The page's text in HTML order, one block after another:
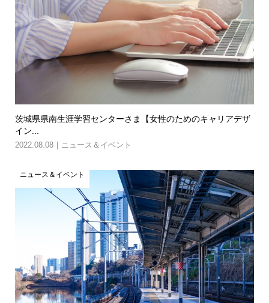
茨城県県南生涯学習センターさま【女性のためのキャリアデザ
イン...
2022.08.08 ニュース＆イベント
ニュース＆イベント